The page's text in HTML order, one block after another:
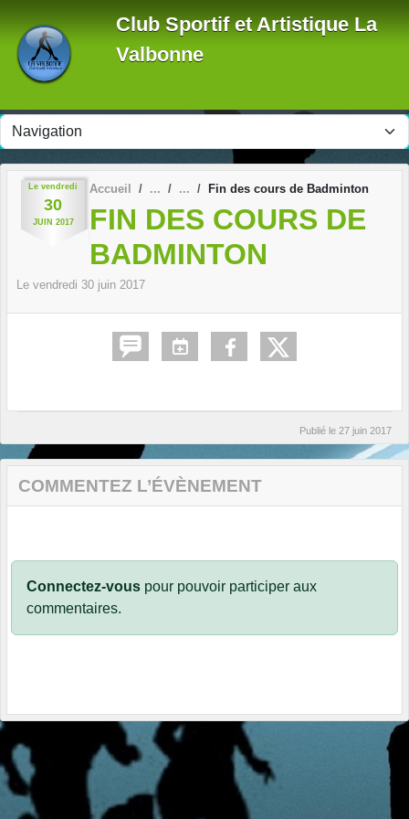
Club Sportif et Artistique La
Valbonne
Le vendredi
30
JUIN 2017
Accueil Fin des cours de Badminton
FIN DES COURS DE
BADMINTON
Le vendredi 30 juin 2017
Publié le 27 juin 2017
COMMENTEZ L’ÉVÈNEMENT
Connectez-vous pour pouvoir participer aux
commentaires.